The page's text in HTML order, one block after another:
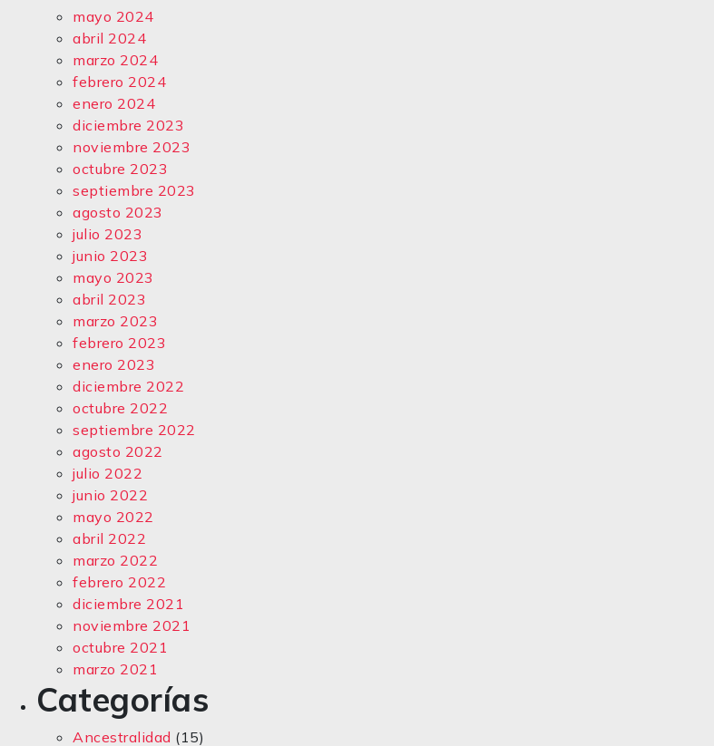
mayo 2024
abril 2024
marzo 2024
febrero 2024
enero 2024
diciembre 2023
noviembre 2023
octubre 2023
septiembre 2023
agosto 2023
julio 2023
junio 2023
mayo 2023
abril 2023
marzo 2023
febrero 2023
enero 2023
diciembre 2022
octubre 2022
septiembre 2022
agosto 2022
julio 2022
junio 2022
mayo 2022
abril 2022
marzo 2022
febrero 2022
diciembre 2021
noviembre 2021
octubre 2021
marzo 2021
Categorías
Ancestralidad (15)